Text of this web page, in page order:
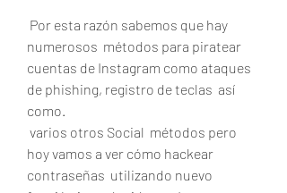
numerosos  métodos para piratear
cuentas de Instagram como ataques
de phishing, registro de teclas  así
como.
hoy vamos a ver cómo hackear
contraseñas  utilizando nuevo